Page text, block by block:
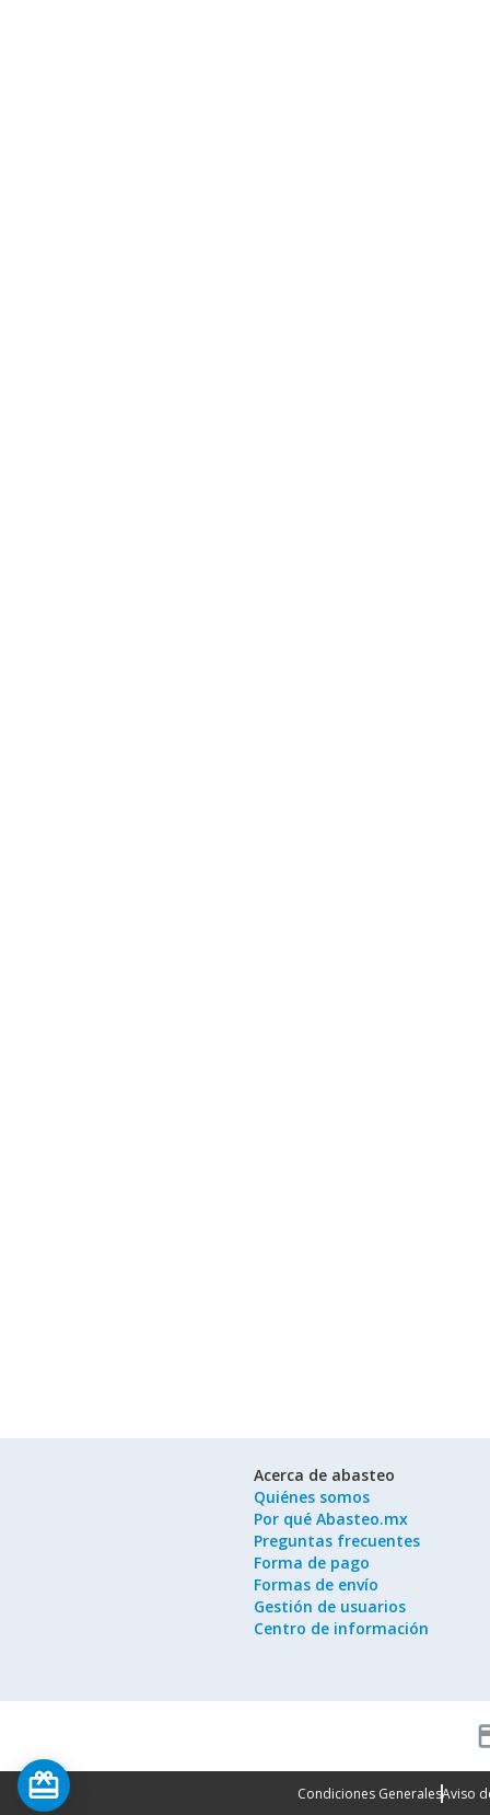
Acerca de abasteo
Quiénes somos
Por qué Abasteo.mx
Preguntas frecuentes
Forma de pago
Formas de envío
Gestión de usuarios
Centro de información
Condiciones GeneralesAviso
card_giftcard